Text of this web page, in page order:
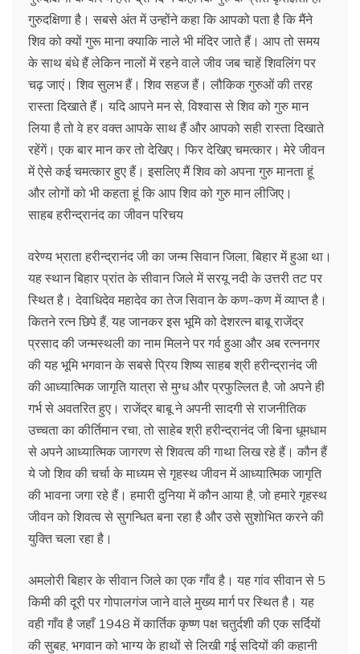
गुरुदक्षिणा है। सबसे अंत में उन्होंने कहा कि आपको पता है कि मैंने
शिव को क्यों गुरू माना क्याकि नाले भी मंदिर जाते हैं। आप तो समय
के साथ बंधे हैं लेकिन नालों में रहने वाले जीव जब चाहें शिवलिंग पर
चढ़ जाएं। शिव सुलभ हैं। शिव सहज हैं। लौकिक गुरुओं की तरह
रास्ता दिखाते हैं। यदि आपने मन से, विश्वास से शिव को गुरु मान
लिया है तो वे हर वक्त आपके साथ हैं और आपको सही रास्ता दिखाते
रहेंगें। एक बार मान कर तो देखिए। फिर देखिए चमत्कार। मेरे जीवन
में ऐसे कई चमत्कार हुए हैं। इसलिए मैं शिव को अपना गुरु मानता हूं
और लोगों को भी कहता हूं कि आप शिव को गुरु मान लीजिए।
साहब हरीन्द्रानंद का जीवन परिचय
वरेण्य भ्राता हरीन्द्रानंद जी का जन्म सिवान जिला, बिहार में हुआ था।
यह स्थान बिहार प्रांत के सीवान जिले में सरयू नदी के उत्तरी तट पर
स्थित है। देवाधिदेव महादेव का तेज सिवान के कण-कण में व्याप्त है।
कितने रत्न छिपे हैं, यह जानकर इस भूमि को देशरत्न बाबू राजेंद्र
प्रसाद की जन्मस्थली का नाम मिलने पर गर्व हुआ और अब रत्ननगर
की यह भूमि भगवान के सबसे प्रिय शिष्य साहब श्री हरीन्द्रानंद जी
की आध्यात्मिक जागृति यात्रा से मुग्ध और प्रफुल्लित है, जो अपने ही
गर्भ से अवतरित हुए। राजेंद्र बाबू ने अपनी सादगी से राजनीतिक
उच्चता का कीर्तिमान रचा, तो साहेब श्री हरीन्द्रानंद जी बिना धूमधाम
से अपने आध्यात्मिक जागरण से शिवत्व की गाथा लिख रहे हैं। कौन हैं
ये जो शिव की चर्चा के माध्यम से गृहस्थ जीवन में आध्यात्मिक जागृति
की भावना जगा रहे हैं। हमारी दुनिया में कौन आया है, जो हमारे गृहस्थ
जीवन को शिवत्व से सुगन्धित बना रहा है और उसे सुशोभित करने की
युक्ति चला रहा है।
अमलोरी बिहार के सीवान जिले का एक गाँव है। यह गांव सीवान से 5
किमी की दूरी पर गोपालगंज जाने वाले मुख्य मार्ग पर स्थित है। यह
वही गाँव है जहाँ 1948 में कार्तिक कृष्ण पक्ष चतुर्दशी की एक सर्दियों
की सुबह, भगवान को भाग्य के हाथों से लिखी गई सदियों की कहानी